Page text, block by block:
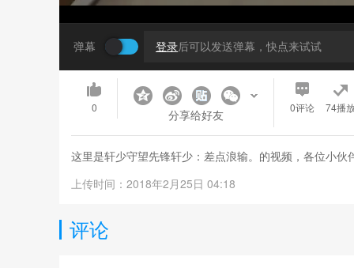
弹幕 登录后可以发送弹幕，快点来试试
0 分享给好友 0评论 74播
这里是轩少守望先锋轩少：差点浪输。的视频，各位小
上传时间：2018年2月25日 04:18
评论